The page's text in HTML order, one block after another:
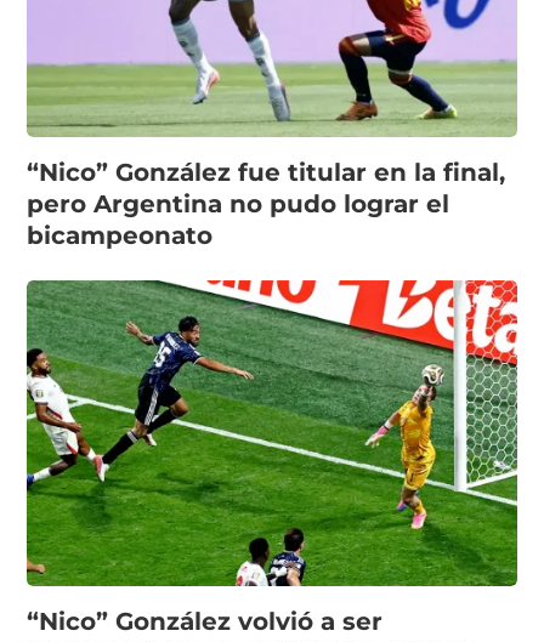
“Nico” González fue titular en la final,
pero Argentina no pudo lograr el
bicampeonato
“Nico” González volvió a ser